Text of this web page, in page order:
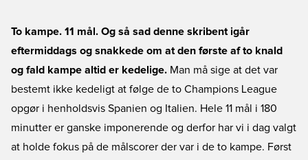
To kampe. 11 mål. Og så sad denne skribent igår
eftermiddags og snakkede om at den første af to knald
og fald kampe altid er kedelige. Man må sige at det var
bestemt ikke kedeligt at følge de to Champions League
opgør i henholdsvis Spanien og Italien. Hele 11 mål i 180
minutter er ganske imponerende og derfor har vi i dag valgt
at holde fokus på de målscorer der var i de to kampe. Først